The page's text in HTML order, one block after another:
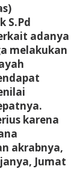
S.Pd
adanya
melakukan
karena
akrabnya,
Jumat